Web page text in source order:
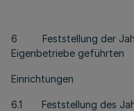
6 Feststellung der
Eigenbetriebe geführten
Einrichtungen
6.1 Feststellung des